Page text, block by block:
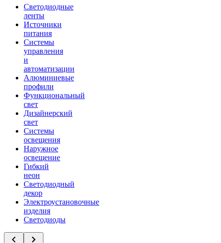
Светодиодные
ленты
Источники
питания
Системы
управления
и
автоматизации
Алюминиевые
профили
Функциональный
свет
Дизайнерский
свет
Системы
освещения
Наружное
освещение
Гибкий
неон
Светодиодный
декор
Электроустановочные
изделия
Светодиоды